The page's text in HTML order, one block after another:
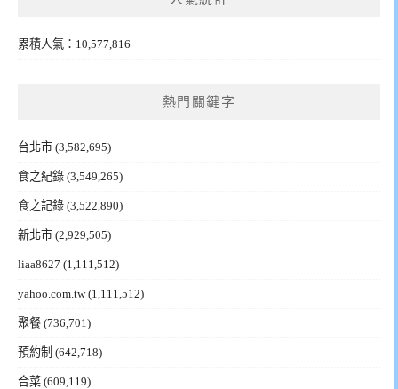
累積人氣：10,577,816
熱門關鍵字
台北市 (3,582,695)
食之紀錄 (3,549,265)
食之記錄 (3,522,890)
新北市 (2,929,505)
liaa8627 (1,111,512)
yahoo.com.tw(1,111,512)
聚餐 (736,701)
預約制 (642,718)
合菜 (609,119)